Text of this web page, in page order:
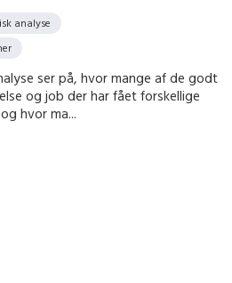
analyse
ser på, hvor mange af de godt
og job der har fået forskellige
hvor ma...